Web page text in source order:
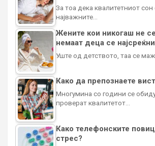
За тоа дека квалитетниот сон
најважните…
Жените кои никогаш не
немаат деца се најсреќни
Уште од детството, таа се
Како да препознаете
Многумина со години се
проверат квалитетот…
Како телефонските
стрес?